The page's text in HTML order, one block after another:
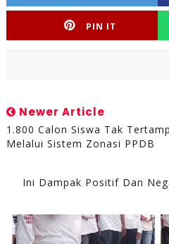
PIN IT
Newer Article
1.800 Calon Siswa Tak
Melalui Sistem Zonasi PPDB
Ini Dampak Positif Dan